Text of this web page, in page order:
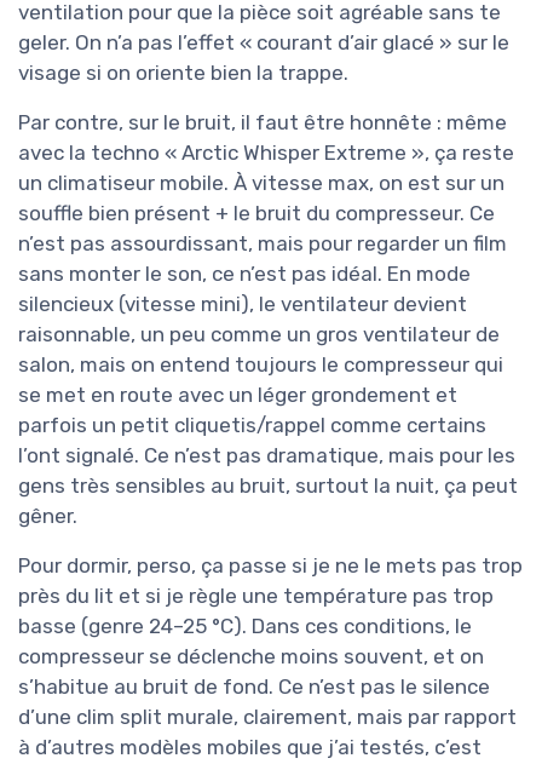
ventilation pour que la pièce soit agréable sans te
geler. On n’a pas l’effet « courant d’air glacé » sur le
visage si on oriente bien la trappe.
Par contre, sur le bruit, il faut être honnête : même
avec la techno « Arctic Whisper Extreme », ça reste
un climatiseur mobile. À vitesse max, on est sur un
souffle bien présent + le bruit du compresseur. Ce
n’est pas assourdissant, mais pour regarder un film
sans monter le son, ce n’est pas idéal. En mode
silencieux (vitesse mini), le ventilateur devient
raisonnable, un peu comme un gros ventilateur de
salon, mais on entend toujours le compresseur qui
se met en route avec un léger grondement et
parfois un petit cliquetis/rappel comme certains
l’ont signalé. Ce n’est pas dramatique, mais pour les
gens très sensibles au bruit, surtout la nuit, ça peut
gêner.
Pour dormir, perso, ça passe si je ne le mets pas trop
près du lit et si je règle une température pas trop
basse (genre 24–25 °C). Dans ces conditions, le
compresseur se déclenche moins souvent, et on
s’habitue au bruit de fond. Ce n’est pas le silence
d’une clim split murale, clairement, mais par rapport
à d’autres modèles mobiles que j’ai testés, c’est